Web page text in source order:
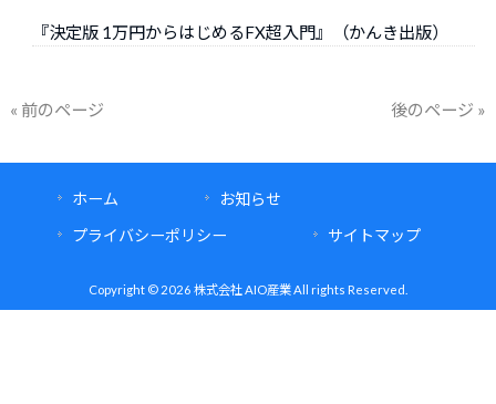
『決定版 1万円からはじめるFX超入門』（かんき出版）
« 前のページ 後のページ »
ホーム
お知らせ
プライバシーポリシー
サイトマップ
Copyright © 2026 株式会社 AIO産業 All rights Reserved.